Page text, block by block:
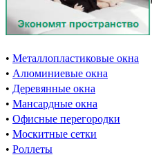
• Металлопластиковые окна
• Алюминиевые окна
• Деревянные окна
• Мансардные окна
• Офисные перегородки
• Москитные сетки
• Роллеты